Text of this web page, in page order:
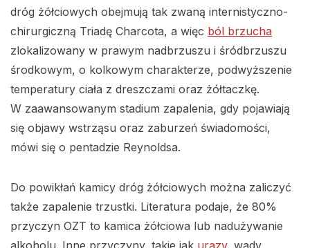
dróg żółciowych obejmują tak zwaną internistyczno-
chirurgiczną Triadę Charcota, a więc ból brzucha
zlokalizowany w prawym nadbrzuszu i śródbrzuszu
środkowym, o kolkowym charakterze, podwyższenie
temperatury ciała z dreszczami oraz żółtaczkę.
W zaawansowanym stadium zapalenia, gdy pojawiają
się objawy wstrząsu oraz zaburzeń świadomości,
mówi się o pentadzie Reynoldsa.
Do powikłań kamicy dróg żółciowych można zaliczyć
także zapalenie trzustki. Literatura podaje, że 80%
przyczyn OZT to kamica żółciowa lub nadużywanie
alkoholu. Inne przyczyny, takie jak urazy, wady